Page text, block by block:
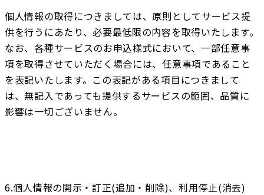
個人情報の取得につきましては、原則としてサービス提
供を行うにあたり、必要最低限の内容を取得いたします。
なお、各種サービスのお申込様式において、一部任意事
項を取得させていただく場合には、任意事項であること
を表記いたします。この表記がある項目につきまして
は、無記入であっても提供するサービスの範囲、品質に
影響は一切ございません。
6.個人情報の開示・訂正(追加・削除)、利用停止(消去)